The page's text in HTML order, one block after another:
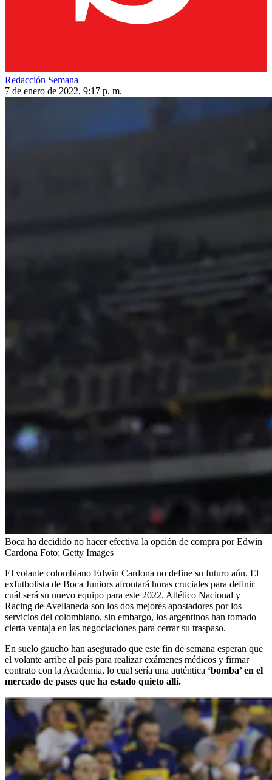
Redacción Semana
7 de enero de 2022, 9:17 p. m.
Boca ha decidido no hacer efectiva la opción de compra por Edwin
Cardona Foto: Getty Images
El volante colombiano Edwin Cardona no define su futuro aún. El
exfutbolista de Boca Juniors afrontará horas cruciales para definir
cuál será su nuevo equipo para este 2022. Atlético Nacional y
Racing de Avellaneda son los dos mejores apostadores por los
servicios del colombiano, sin embargo, los argentinos han tomado
cierta ventaja en las negociaciones para cerrar su traspaso.
En suelo gaucho han asegurado que este fin de semana esperan que
el volante arribe al país para realizar exámenes médicos y firmar
contrato con la Academia, lo cual sería una auténtica ‘bomba’ en el
mercado de pases que ha estado quieto allí.